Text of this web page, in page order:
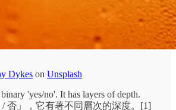
Dykes on Unsplash
'yes/no'. It has layers of depth.
否」，它有著不同層次的深度。[1]